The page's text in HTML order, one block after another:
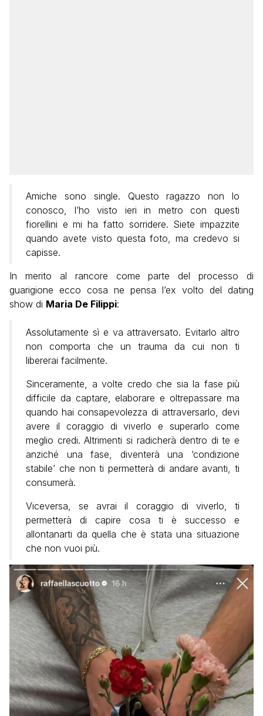
Amiche sono single. Questo ragazzo non lo
conosco, l’ho visto ieri in metro con questi
fiorellini e mi ha fatto sorridere. Siete impazzite
quando avete visto questa foto, ma credevo si
capisse.
In merito al rancore come parte del processo di
guarigione ecco cosa ne pensa l’ex volto del dating
show di Maria De Filippi:
Assolutamente sì e va attraversato. Evitarlo altro
non comporta che un trauma da cui non ti
libererai facilmente.
Sinceramente, a volte credo che sia la fase più
difficile da captare, elaborare e oltrepassare ma
quando hai consapevolezza di attraversarlo, devi
avere il coraggio di viverlo e superarlo come
meglio credi. Altrimenti si radicherà dentro di te e
anziché una fase, diventerà una ‘condizione
stabile’ che non ti permetterà di andare avanti, ti
consumerà.
Viceversa, se avrai il coraggio di viverlo, ti
permetterà di capire cosa ti è successo e
allontanarti da quella che è stata una situazione
che non vuoi più.